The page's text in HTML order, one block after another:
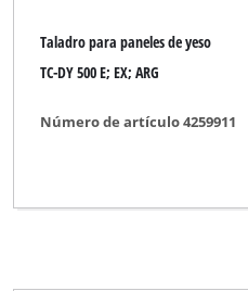
Taladro para paneles de yeso
TC-DY 500 E; EX; ARG
Número de artículo 4259911